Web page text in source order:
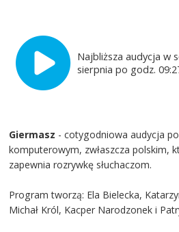
Najbliższa audycja w
sierpnia po godz.
Giermasz - cotygodniowa audycja
komputerowym, zwłaszcza polskim,
zapewnia rozrywkę słuchaczom.
Program tworzą: Ela Bielecka,
Michał Król, Kacper Narodzonek i